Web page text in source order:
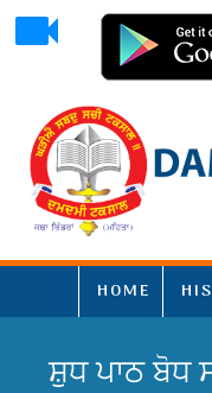
HOME
ਸ਼ੁਧ ਪਾਠ ਬੋਧ